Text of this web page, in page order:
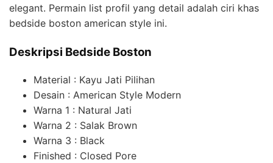
elegant. Permain list profil yang detail adalah ciri khas
bedside boston american style ini.
Deskripsi Bedside Boston
Material : Kayu Jati Pilihan
Desain : American Style Modern
Warna 1 : Natural Jati
Warna 2 : Salak Brown
Warna 3 : Black
Finished : Closed Pore